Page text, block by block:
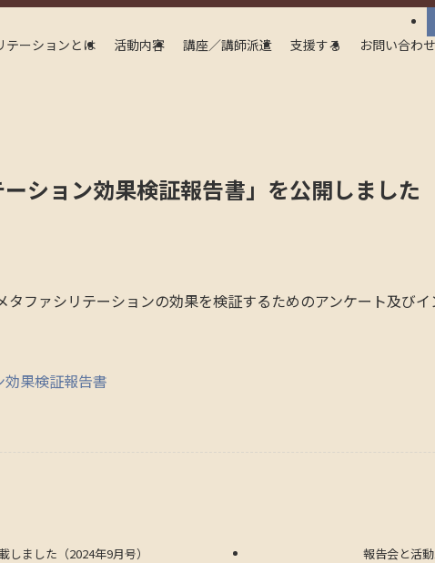
テーションとは 活動内容 講座／講師派遣 支援する お問い合わせ
ーション効果検証報告書」を公開しました
タファシリテーションの効果を検証するためのアンケート及び
果検証報告書
しました（2024年9月号） 報告会と活